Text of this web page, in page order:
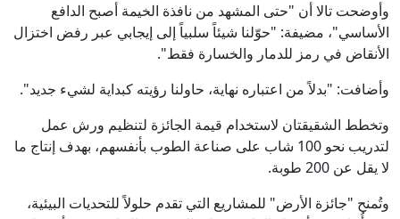
وأوضحت تالا أن "حتى المشهد من نافذة الخيمة أصبح الدافع
الأساسي"، مضيفة: "حوّلنا شيئاً سلبياً إلى إيجابي عبر رفض اختزال
الأنقاض في رمز للدمار والخسارة فقط".
وأضافت: "بدلاً من اعتباره نهاية، حاولنا رؤيته كبداية لشيء جديد".
وتخطط الشقيقتان لاستخدام قيمة الجائزة لتنظيم ورش عمل
لتدريب نحو 100 شاب على صناعة الطوب بأنفسهم، بهدف إنتاج ما
لا يقل عن 200 طوبة.
وتُمنح "جائزة الأرض" للمشاريع التي تقدم حلولاً للتحديات البيئية،